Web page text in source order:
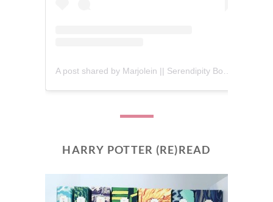
HARRY POTTER (RE)READ